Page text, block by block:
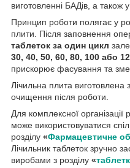
виготовленні БАДів, а також
Принцип роботи полягає у
плити. Після заповнення
таблеток за один цикл
30, 40, 50, 60, 80, 100 або
прискорює фасування та
Лічильна плита виготовлена
очищення після роботи.
Для комплексної
може використовуватися
розділу «Фармацевтичне
Лічильник таблеток зручно
виробами з розділу «